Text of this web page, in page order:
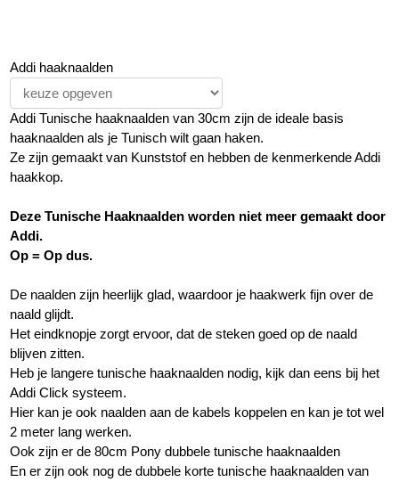
Addi haaknaalden
Addi Tunische haaknaalden van 30cm zijn de ideale basis
haaknaalden als je Tunisch wilt gaan haken.
Ze zijn gemaakt van Kunststof en hebben de kenmerkende Addi
haakkop.
Deze Tunische Haaknaalden worden niet meer gemaakt door
Addi.
Op = Op dus.
De naalden zijn heerlijk glad, waardoor je haakwerk fijn over de
naald glijdt.
Het eindknopje zorgt ervoor, dat de steken goed op de naald
blijven zitten.
Heb je langere tunische haaknaalden nodig, kijk dan eens bij het
Addi Click systeem.
Hier kan je ook naalden aan de kabels koppelen en kan je tot wel
2 meter lang werken.
Ook zijn er de 80cm Pony dubbele tunische haaknaalden
En er zijn ook nog de dubbele korte tunische haaknaalden van